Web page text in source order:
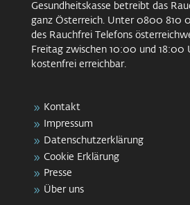
Gesundheitskasse betreibt das
ganz Österreich. Unter 0800 810
des Rauchfrei Telefons
Freitag zwischen 10:00 und 18:00
kostenfrei erreichbar.
Kontakt
Impressum
Datenschutzerklärung
Cookie Erklärung
Presse
Über uns